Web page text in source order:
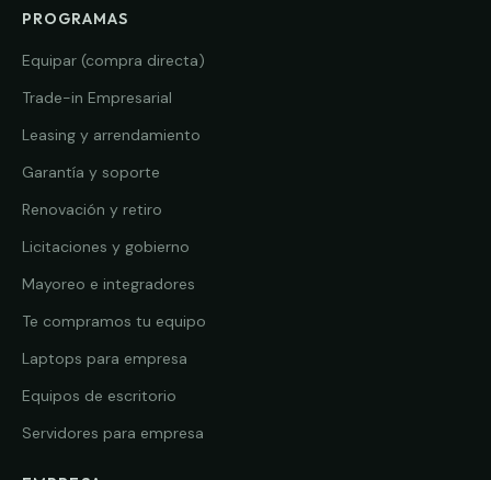
PROGRAMAS
Equipar (compra directa)
Trade-in Empresarial
Leasing y arrendamiento
Garantía y soporte
Renovación y retiro
Licitaciones y gobierno
Mayoreo e integradores
Te compramos tu equipo
Laptops para empresa
Equipos de escritorio
Servidores para empresa